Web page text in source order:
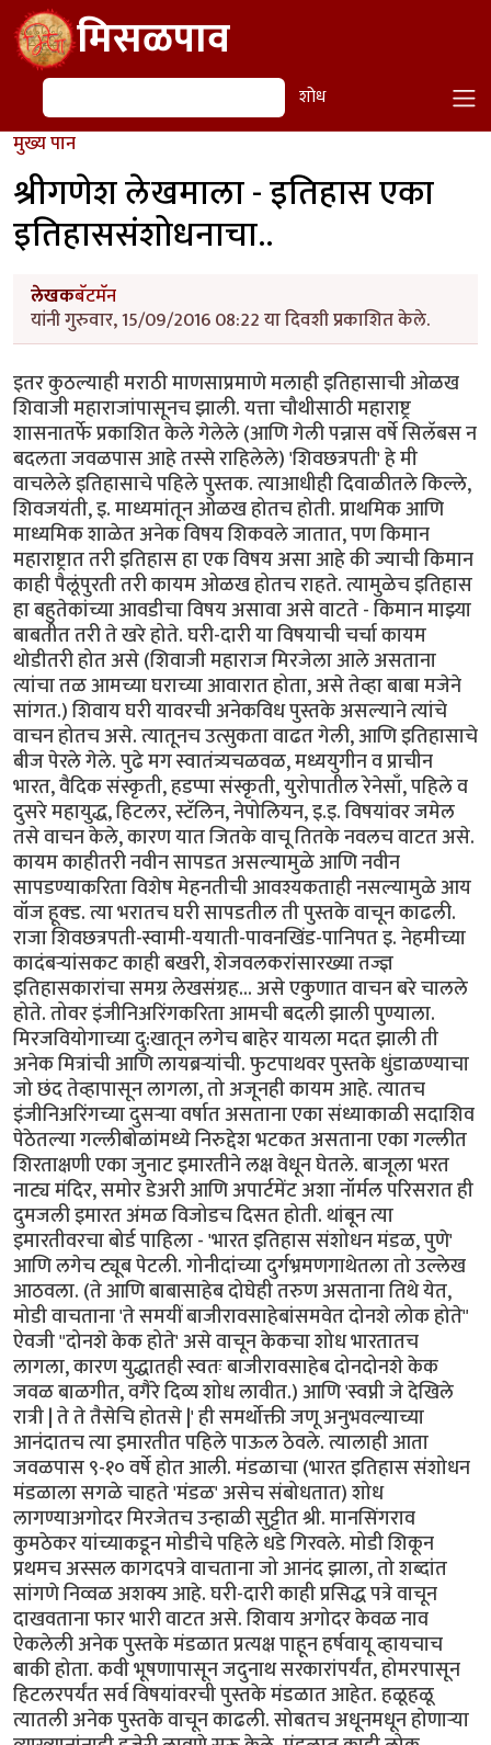
Skip to main contentमिसळपाव
शोध शोध
मुख्य पान
श्रीगणेश लेखमाला - इतिहास एका
इतिहाससंशोधनाचा..
लेखकबॅटमॅन
यांनी गुरुवार, 15/09/2016 08:22 या दिवशी प्रकाशित केले.
इतर कुठल्याही मराठी माणसाप्रमाणे मलाही इतिहासाची ओळख
शिवाजी महाराजांपासूनच झाली. यत्ता चौथीसाठी महाराष्ट्र
शासनातर्फे प्रकाशित केले गेलेले (आणि गेली पन्नास वर्षे सिलॅबस न
बदलता जवळपास आहे तस्से राहिलेले) 'शिवछत्रपती' हे मी
वाचलेले इतिहासाचे पहिले पुस्तक. त्याआधीही दिवाळीतले किल्ले,
शिवजयंती, इ. माध्यमांतून ओळख होतच होती. प्राथमिक आणि
माध्यमिक शाळेत अनेक विषय शिकवले जातात, पण किमान
महाराष्ट्रात तरी इतिहास हा एक विषय असा आहे की ज्याची किमान
काही पैलूंपुरती तरी कायम ओळख होतच राहते. त्यामुळेच इतिहास
हा बहुतेकांच्या आवडीचा विषय असावा असे वाटते - किमान माझ्या
बाबतीत तरी ते खरे होते. घरी-दारी या विषयाची चर्चा कायम
थोडीतरी होत असे (शिवाजी महाराज मिरजेला आले असताना
त्यांचा तळ आमच्या घराच्या आवारात होता, असे तेव्हा बाबा मजेने
सांगत.) शिवाय घरी यावरची अनेकविध पुस्तके असल्याने त्यांचे
वाचन होतच असे. त्यातूनच उत्सुकता वाढत गेली, आणि इतिहासाचे
बीज पेरले गेले. पुढे मग स्वातंत्र्यचळवळ, मध्ययुगीन व प्राचीन
भारत, वैदिक संस्कृती, हडप्पा संस्कृती, युरोपातील रेनेसाँ, पहिले व
दुसरे महायुद्ध, हिटलर, स्टॅलिन, नेपोलियन, इ.इ. विषयांवर जमेल
तसे वाचन केले, कारण यात जितके वाचू तितके नवलच वाटत असे.
कायम काहीतरी नवीन सापडत असल्यामुळे आणि नवीन
सापडण्याकरिता विशेष मेहनतीची आवश्यकताही नसल्यामुळे आय
वॉज हूक्ड. त्या भरातच घरी सापडतील ती पुस्तके वाचून काढली.
राजा शिवछत्रपती-स्वामी-ययाती-पावनखिंड-पानिपत इ. नेहमीच्या
कादंबर्‍यांसकट काही बखरी, शेजवलकरांसारख्या तज्ज्ञ
इतिहासकारांचा समग्र लेखसंग्रह... असे एकुणात वाचन बरे चालले
होते. तोवर इंजीनिअरिंगकरिता आमची बदली झाली पुण्याला.
मिरजवियोगाच्या दु:खातून लगेच बाहेर यायला मदत झाली ती
अनेक मित्रांची आणि लायब्रर्‍यांची. फुटपाथवर पुस्तके धुंडाळण्याचा
जो छंद तेव्हापासून लागला, तो अजूनही कायम आहे. त्यातच
इंजीनिअरिंगच्या दुसर्‍या वर्षात असताना एका संध्याकाळी सदाशिव
पेठेतल्या गल्लीबोळांमध्ये निरुद्देश भटकत असताना एका गल्लीत
शिरताक्षणी एका जुनाट इमारतीने लक्ष वेधून घेतले. बाजूला भरत
नाट्य मंदिर, समोर डेअरी आणि अपार्टमेंट अशा नॉर्मल परिसरात ही
दुमजली इमारत अंमळ विजोडच दिसत होती. थांबून त्या
इमारतीवरचा बोर्ड पाहिला - 'भारत इतिहास संशोधन मंडळ, पुणे'
आणि लगेच ट्यूब पेटली. गोनीदांच्या दुर्गभ्रमणगाथेतला तो उल्लेख
आठवला. (ते आणि बाबासाहेब दोघेही तरुण असताना तिथे येत,
मोडी वाचताना 'ते समयीं बाजीरावसाहेबांसमवेत दोनशे लोक होते"
ऐवजी "दोनशे केक होते' असे वाचून केकचा शोध भारतातच
लागला, कारण युद्धातही स्वतः बाजीरावसाहेब दोनदोनशे केक
जवळ बाळगीत, वगैरे दिव्य शोध लावीत.) आणि 'स्वप्नी जे देखिले
रात्री | ते ते तैसेचि होतसे |' ही समर्थोक्ती जणू अनुभवल्याच्या
आनंदातच त्या इमारतीत पहिले पाऊल ठेवले. त्यालाही आता
जवळपास ९-१० वर्षे होत आली. मंडळाचा (भारत इतिहास संशोधन
मंडळाला सगळे चाहते 'मंडळ' असेच संबोधतात) शोध
लागण्याअगोदर मिरजेतच उन्हाळी सुट्टीत श्री. मानसिंगराव
कुमठेकर यांच्याकडून मोडीचे पहिले धडे गिरवले. मोडी शिकून
प्रथमच अस्सल कागदपत्रे वाचताना जो आनंद झाला, तो शब्दांत
सांगणे निव्वळ अशक्य आहे. घरी-दारी काही प्रसिद्ध पत्रे वाचून
दाखवताना फार भारी वाटत असे. शिवाय अगोदर केवळ नाव
ऐकलेली अनेक पुस्तके मंडळात प्रत्यक्ष पाहून हर्षवायू व्हायचाच
बाकी होता. कवी भूषणापासून जदुनाथ सरकारांपर्यंत, होमरपासून
हिटलरपर्यंत सर्व विषयांवरची पुस्तके मंडळात आहेत. हळूहळू
त्यातली अनेक पुस्तके वाचून काढली. सोबतच अधूनमधून होणार्‍या